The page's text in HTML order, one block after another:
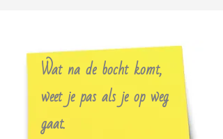
Wat na de bocht komt,
weet je pas als je op weg
gaat.